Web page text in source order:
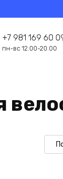
+7 981 169 60
пн-вс 12.00-20.00